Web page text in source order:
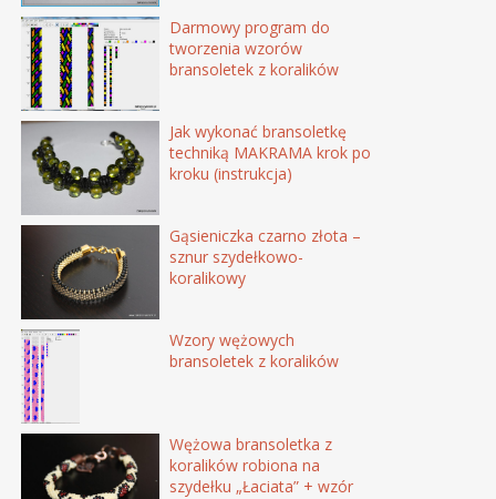
Darmowy program do
tworzenia wzorów
bransoletek z koralików
Jak wykonać bransoletkę
techniką MAKRAMA krok po
kroku (instrukcja)
Gąsieniczka czarno złota –
sznur szydełkowo-
koralikowy
Wzory wężowych
bransoletek z koralików
Wężowa bransoletka z
koralików robiona na
szydełku „Łaciata” + wzór